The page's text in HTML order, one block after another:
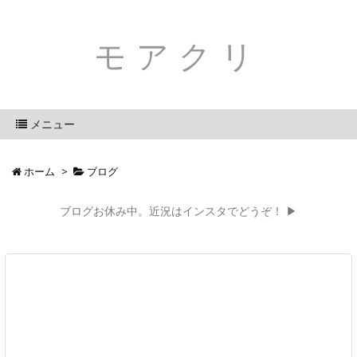
モアクリ
メニュー
ホーム > ブログ
ブログお休み中。近況はインスタでどうぞ！ ▶